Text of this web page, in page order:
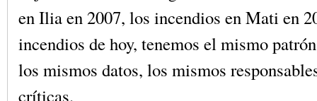
en Ilia en 2007, los incendios en Mati en
incendios de hoy, tenemos el mismo
los mismos datos, los mismos
críticas.